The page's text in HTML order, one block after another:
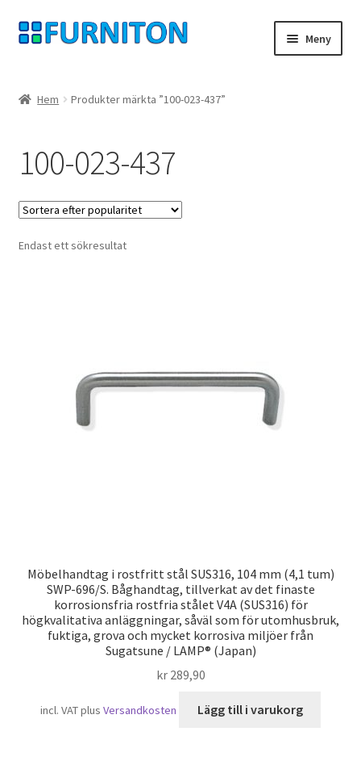
Hoppa
till
Hoppa
till
Meny
Integritet
ångerrätt
Kontakt
Hem Produkter märkta ”100-023-437”
100-023-437
Endast ett sökresultat
Möbelhandtag i rostfritt stål SUS316, 104 mm (4,1 tum)
SWP-696/S. Båghandtag, tillverkat av det finaste
korrosionsfria rostfria stålet V4A (SUS316) för
högkvalitativa anläggningar, såväl som för utomhusbruk,
fuktiga, grova och mycket korrosiva miljöer från
Sugatsune / LAMP® (Japan)
kr289,90
incl. VATplus Versandkosten Lägg till i varukorg